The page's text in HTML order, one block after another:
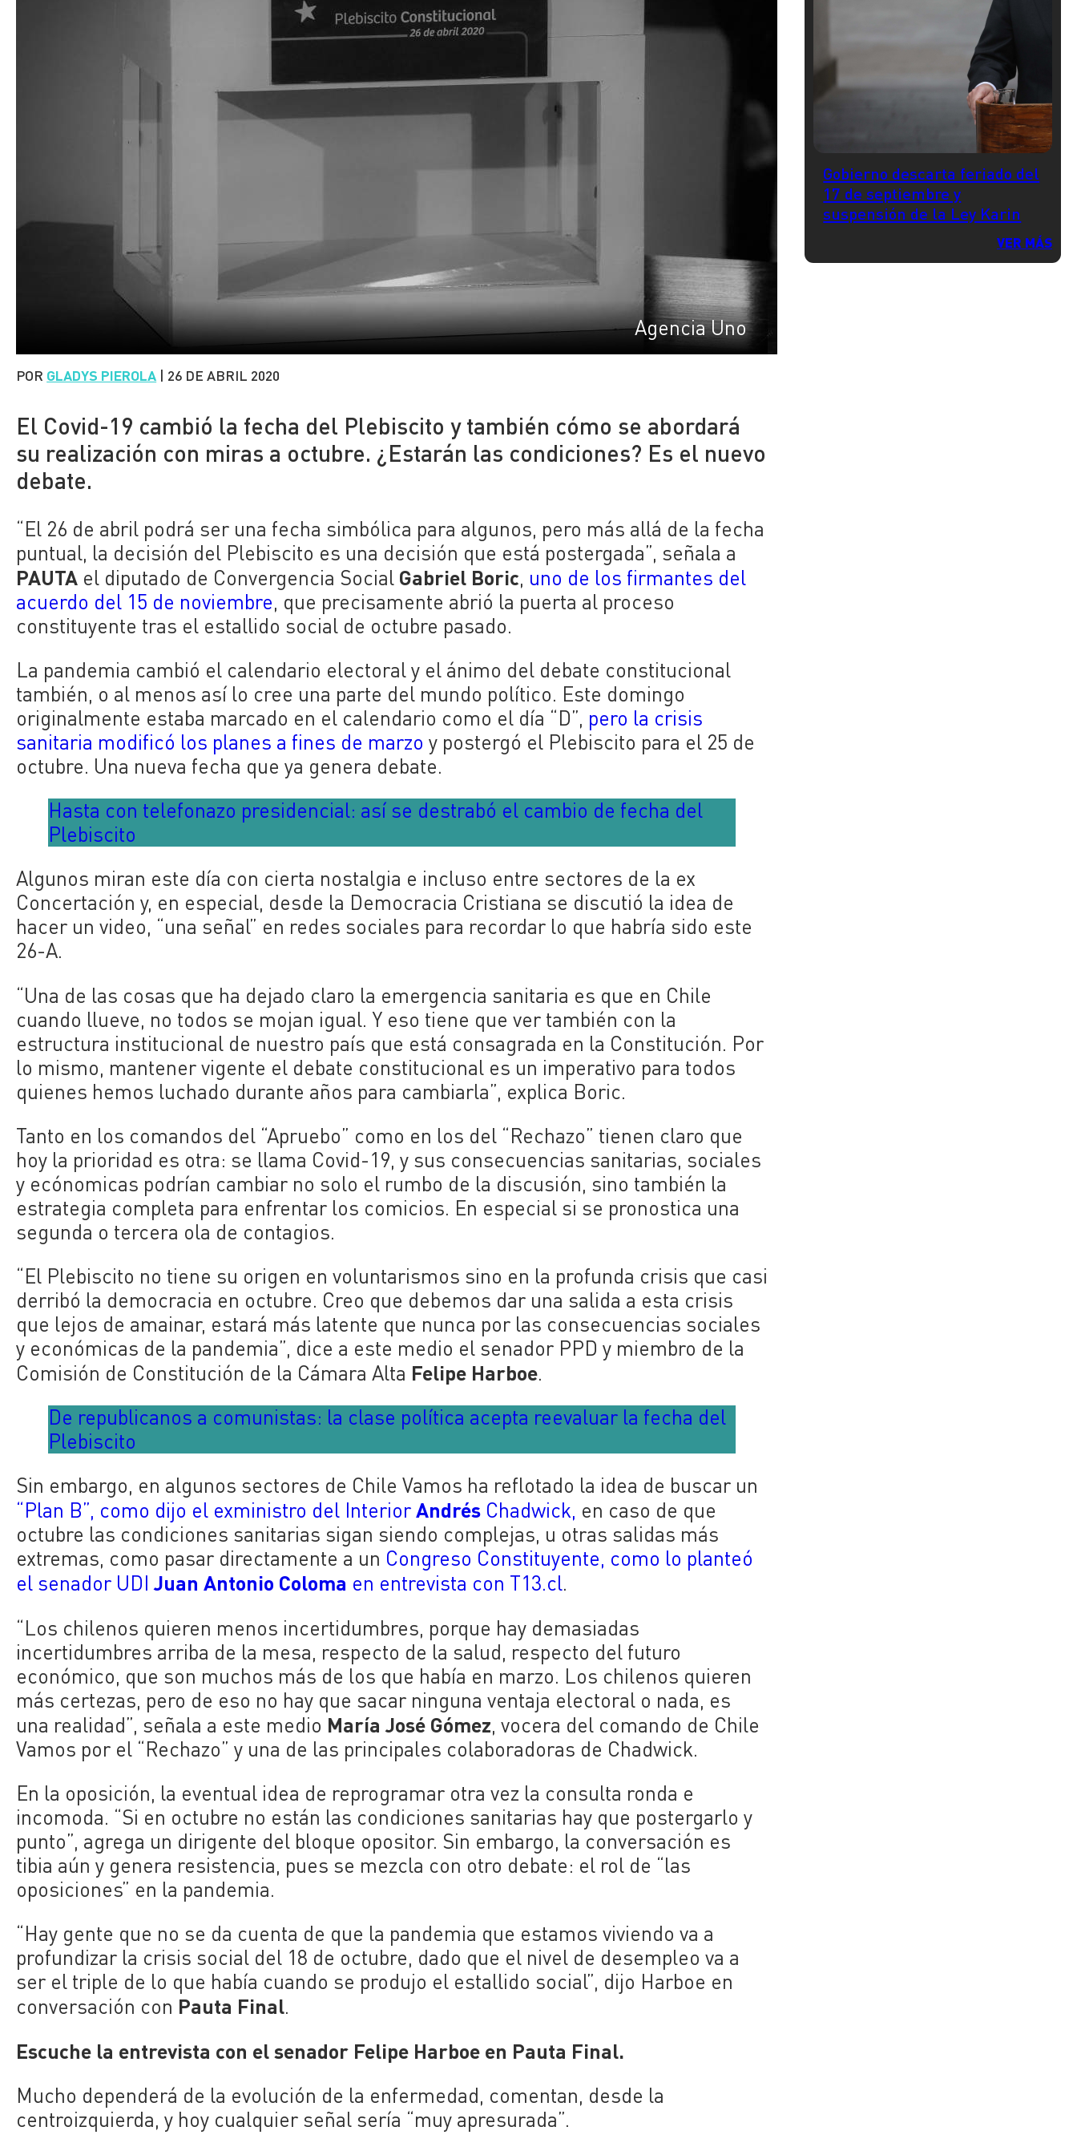
Agencia Uno
POR GLADYS PIEROLA | 26 DE ABRIL 2020
El Covid-19 cambió la fecha del Plebiscito y también cómo se abordará
su realización con miras a octubre. ¿Estarán las condiciones? Es el nuevo
debate.
“El 26 de abril podrá ser una fecha simbólica para algunos, pero más allá de la fecha
puntual, la decisión del Plebiscito es una decisión que está postergada”, señala a
PAUTA el diputado de Convergencia Social Gabriel Boric, uno de los firmantes del
acuerdo del 15 de noviembre, que precisamente abrió la puerta al proceso
constituyente tras el estallido social de octubre pasado.
La pandemia cambió el calendario electoral y el ánimo del debate constitucional
también, o al menos así lo cree una parte del mundo político. Este domingo
originalmente estaba marcado en el calendario como el día “D”, pero la crisis
sanitaria modificó los planes a fines de marzo y postergó el Plebiscito para el 25 de
octubre. Una nueva fecha que ya genera debate.
Hasta con telefonazo presidencial: así se destrabó el cambio de fecha del
Plebiscito
Algunos miran este día con cierta nostalgia e incluso entre sectores de la ex
Concertación y, en especial, desde la Democracia Cristiana se discutió la idea de
hacer un video, “una señal” en redes sociales para recordar lo que habría sido este
26-A.
“Una de las cosas que ha dejado claro la emergencia sanitaria es que en Chile
cuando llueve, no todos se mojan igual. Y eso tiene que ver también con la
estructura institucional de nuestro país que está consagrada en la Constitución. Por
lo mismo, mantener vigente el debate constitucional es un imperativo para todos
quienes hemos luchado durante años para cambiarla”, explica Boric.
Tanto en los comandos del “Apruebo” como en los del “Rechazo” tienen claro que
hoy la prioridad es otra: se llama Covid-19, y sus consecuencias sanitarias, sociales
y ecónomicas podrían cambiar no solo el rumbo de la discusión, sino también la
estrategia completa para enfrentar los comicios. En especial si se pronostica una
segunda o tercera ola de contagios.
“El Plebiscito no tiene su origen en voluntarismos sino en la profunda crisis que casi
derribó la democracia en octubre. Creo que debemos dar una salida a esta crisis
que lejos de amainar, estará más latente que nunca por las consecuencias sociales
y económicas de la pandemia”, dice a este medio el senador PPD y miembro de la
Comisión de Constitución de la Cámara Alta Felipe Harboe.
De republicanos a comunistas: la clase política acepta reevaluar la fecha del
Plebiscito
Sin embargo, en algunos sectores de Chile Vamos ha reflotado la idea de buscar un
“Plan B”, como dijo el exministro del InteriorAndrés Chadwick, en caso de que
octubre las condiciones sanitarias sigan siendo complejas, u otras salidas más
extremas, como pasar directamente a un Congreso Constituyente, como lo planteó
el senador UDIJuan Antonio Coloma en entrevista con T13.cl.
“Los chilenos quieren menos incertidumbres, porque hay demasiadas
incertidumbres arriba de la mesa, respecto de la salud, respecto del futuro
económico, que son muchos más de los que había en marzo. Los chilenos quieren
más certezas, pero de eso no hay que sacar ninguna ventaja electoral o nada, es
una realidad”, señala a este medio María José Gómez, vocera del comando de Chile
Vamos por el “Rechazo” y una de las principales colaboradoras de Chadwick.
En la oposición, la eventual idea de reprogramar otra vez la consulta ronda e
incomoda. “Si en octubre no están las condiciones sanitarias hay que postergarlo y
punto”, agrega un dirigente del bloque opositor. Sin embargo, la conversación es
tibia aún y genera resistencia, pues se mezcla con otro debate: el rol de “las
oposiciones” en la pandemia.
“Hay gente que no se da cuenta de que la pandemia que estamos viviendo va a
profundizar la crisis social del 18 de octubre, dado que el nivel de desempleo va a
ser el triple de lo que había cuando se produjo el estallido social”, dijo Harboe en
conversación con Pauta Final.
Escuche la entrevista con el senador Felipe Harboe en Pauta Final.
Mucho dependerá de la evolución de la enfermedad, comentan, desde la
centroizquierda, y hoy cualquier señal sería “muy apresurada”.
Gobierno descarta feriado del
17 de septiembre y
suspensión de la Ley Karin
VER MÁS